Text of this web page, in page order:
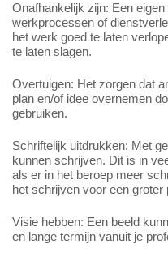
Onafhankelijk zijn: Een
werkprocessen of
het werk goed te laten
te laten slagen.
Overtuigen: Het zorgen dat
plan en/of idee overnemen
gebruiken.
Schriftelijk uitdrukken: Met
kunnen schrijven. Dit is in
als er in het beroep meer
het schrijven voor een groter
Visie hebben: Een beeld
en lange termijn vanuit je